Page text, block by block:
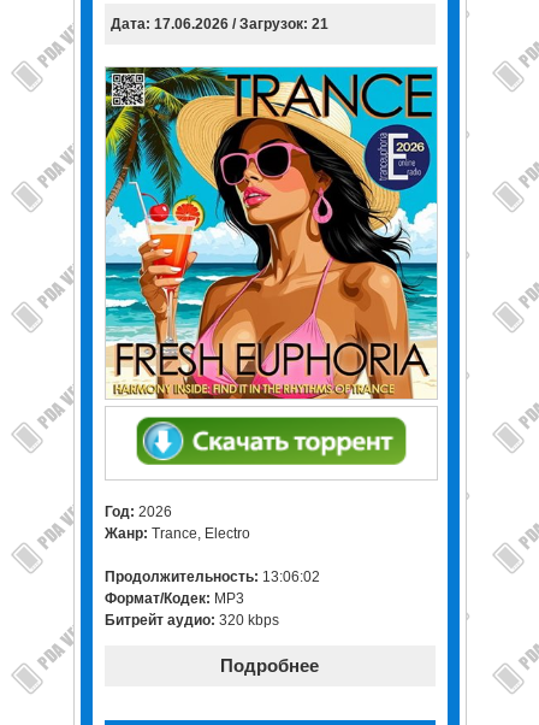
Дата: 17.06.2026 / Загрузок: 21
Год: 2026
Жанр: Trance, Electro
Продолжительность: 13:06:02
Формат/Кодек: MP3
Битрейт аудио: 320 kbps
Подробнее